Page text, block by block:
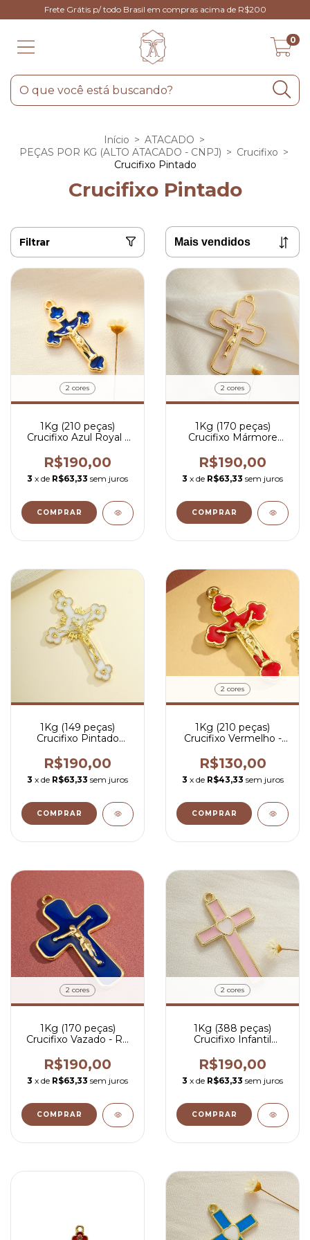
Frete Grátis p/ todo Brasil em compras acima de R$200
0
Início > ATACADO >
PEÇAS POR KG (ALTO ATACADO - CNPJ) > Crucifixo >
Crucifixo Pintado
Crucifixo Pintado
Filtrar
2 cores
1Kg (210 peças)
Crucifixo Azul Royal -
R$190,00
3 x de R$63,33 sem juros
COMPRAR
2 cores
1Kg (170 peças)
Crucifixo Mármore
peça
R$190,00
3 x de R$63,33 sem juros
COMPRAR
1Kg (149 peças)
Crucifixo Pintado
peça
R$190,00
3 x de R$63,33 sem juros
2 cores
1Kg (210 peças)
Crucifixo Vermelho -
R$130,00
3 x de R$43,33 sem juros
COMPRAR
2 cores
1Kg (170 peças)
Crucifixo Vazado - R$
R$190,00
3 x de R$63,33 sem juros
COMPRAR
2 cores
1Kg (388 peças)
Crucifixo Infantil
0,49 por peça
R$190,00
3 x de R$63,33 sem juros
COMPRAR